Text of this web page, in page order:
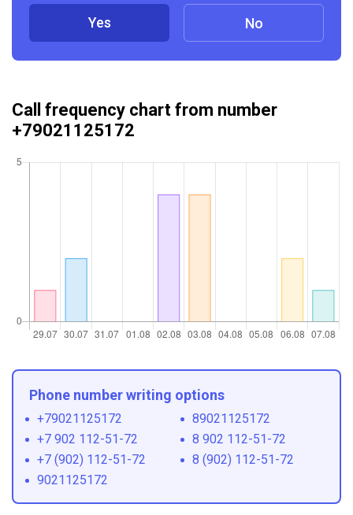
Yes No
Call frequency chart from number
+79021125172
Phone number writing options
+79021125172
89021125172
+7 902 112-51-72
8 902 112-51-72
+7 (902) 112-51-72
8 (902) 112-51-72
9021125172